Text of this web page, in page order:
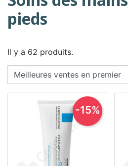
pieds
Il y a 62 produits.
-15%